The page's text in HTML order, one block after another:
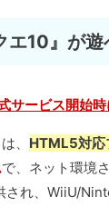
10』が遊
サービス開始
、 HTML5対応
で、ネット環境
され、WiiU/